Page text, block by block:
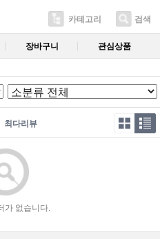
카테고리 검색
장바구니 관심상품
최다리뷰
가 없습니다.